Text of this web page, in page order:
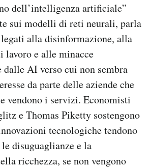
dell’intelligenza artificiale”
sui modelli di reti neurali, parla
alla disinformazione, alla
lavoro e alle minacce
dalle AI verso cui non sembra
da parte delle aziende che
vendono i servizi. Economisti
e Thomas Piketty sostengono
tecnologiche tendono
disuguaglianze e la
ricchezza, se non vengono